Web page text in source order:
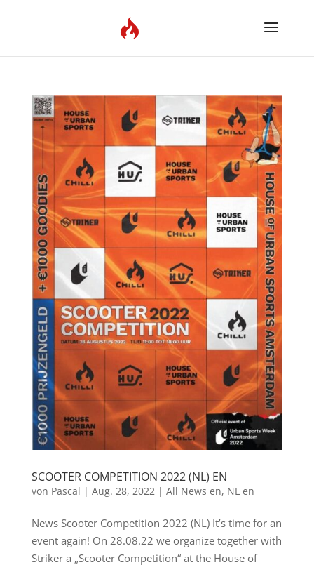
SCOOTER COMPETITION 2022 (NL) EN
von Pascal | Aug. 28, 2022 | All News en, NL en
News Scooter Competition 2022 (NL) It’s time for an
event again! On 28.08.22 we organize together with
Striker a „Scooter Competition“ at the House of